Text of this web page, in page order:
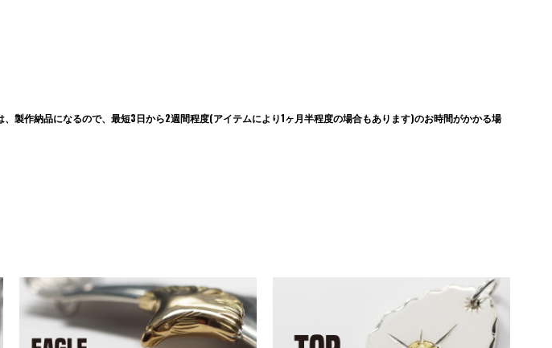
製作納品になるので、最短3日から2週間程度(アイテムにより1ヶ月半程度の場合もあります)のお時間がかかる場